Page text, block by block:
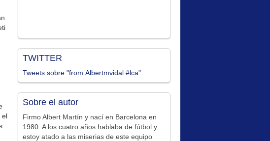
el
TWITTER
Tweets sobre "from:Albertmvidal #lca"
Sobre el autor
Firmo Albert Martín y nací en Barcelona en
1980. A los cuatro años hablaba de fútbol y
estoy atado a las miserias de este equipo